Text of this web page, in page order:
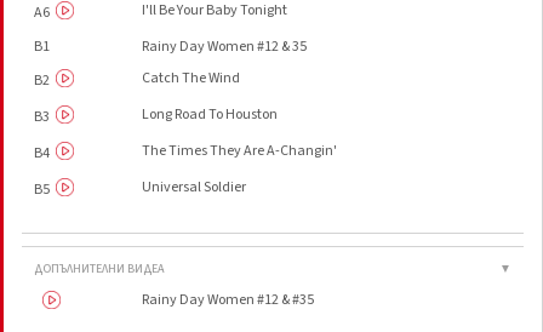
A6
I'll Be Your Baby Tonight
B1
Rainy Day Women #12 & 35
B2
Catch The Wind
B3
Long Road To Houston
B4
The Times They Are A-Changin'
B5
Universal Soldier
ДОПЪЛНИТЕЛНИ ВИДЕА ▼
Rainy Day Women #12 & #35